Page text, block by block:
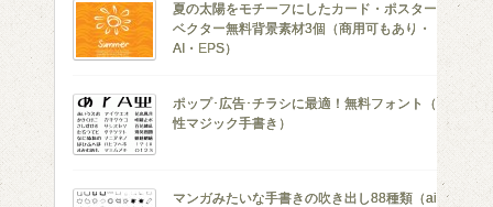
夏の太陽をモチーフにしたカード・ポスター用
ベクター無料背景素材3個（商用可もあり・
AI・EPS）
ポップ･広告･チラシに最適！無料フォント（油
性マジック手書き）
マンガみたいな手書きの吹き出し88種類（ai）